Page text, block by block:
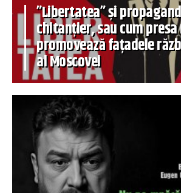
”Libertatea” și
chitanțier, sau cum
promovează fațadele
al Moscovei